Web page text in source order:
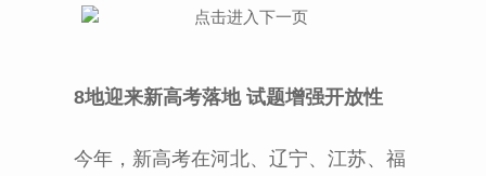
8地迎来新高考落地 试题增强开放性
今年，新高考在河北、辽宁、江苏、福